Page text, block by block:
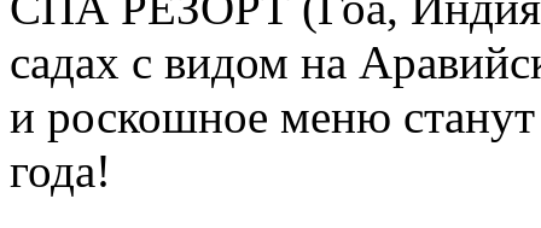
садах с видом на
и роскошное меню
года!